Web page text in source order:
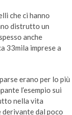
che ci hanno
distrutto un
anche
33mila imprese a
erano per lo più
l’esempio sui
nella vita
derivante dal poco